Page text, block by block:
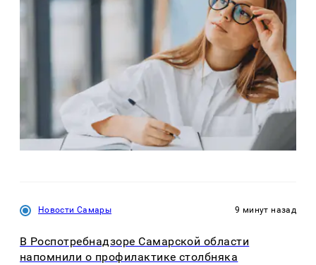
Новости Самары 9 минут назад
В Роспотребнадзоре Самарской области
напомнили о профилактике столбняка